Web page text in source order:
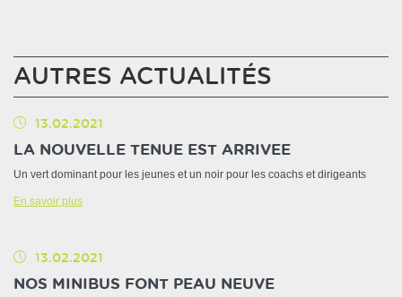
AUTRES ACTUALITÉS
13.02.2021
LA NOUVELLE TENUE EST ARRIVEE
Un vert dominant pour les jeunes et un noir pour les coachs et dirigeants
En savoir plus
13.02.2021
NOS MINIBUS FONT PEAU NEUVE